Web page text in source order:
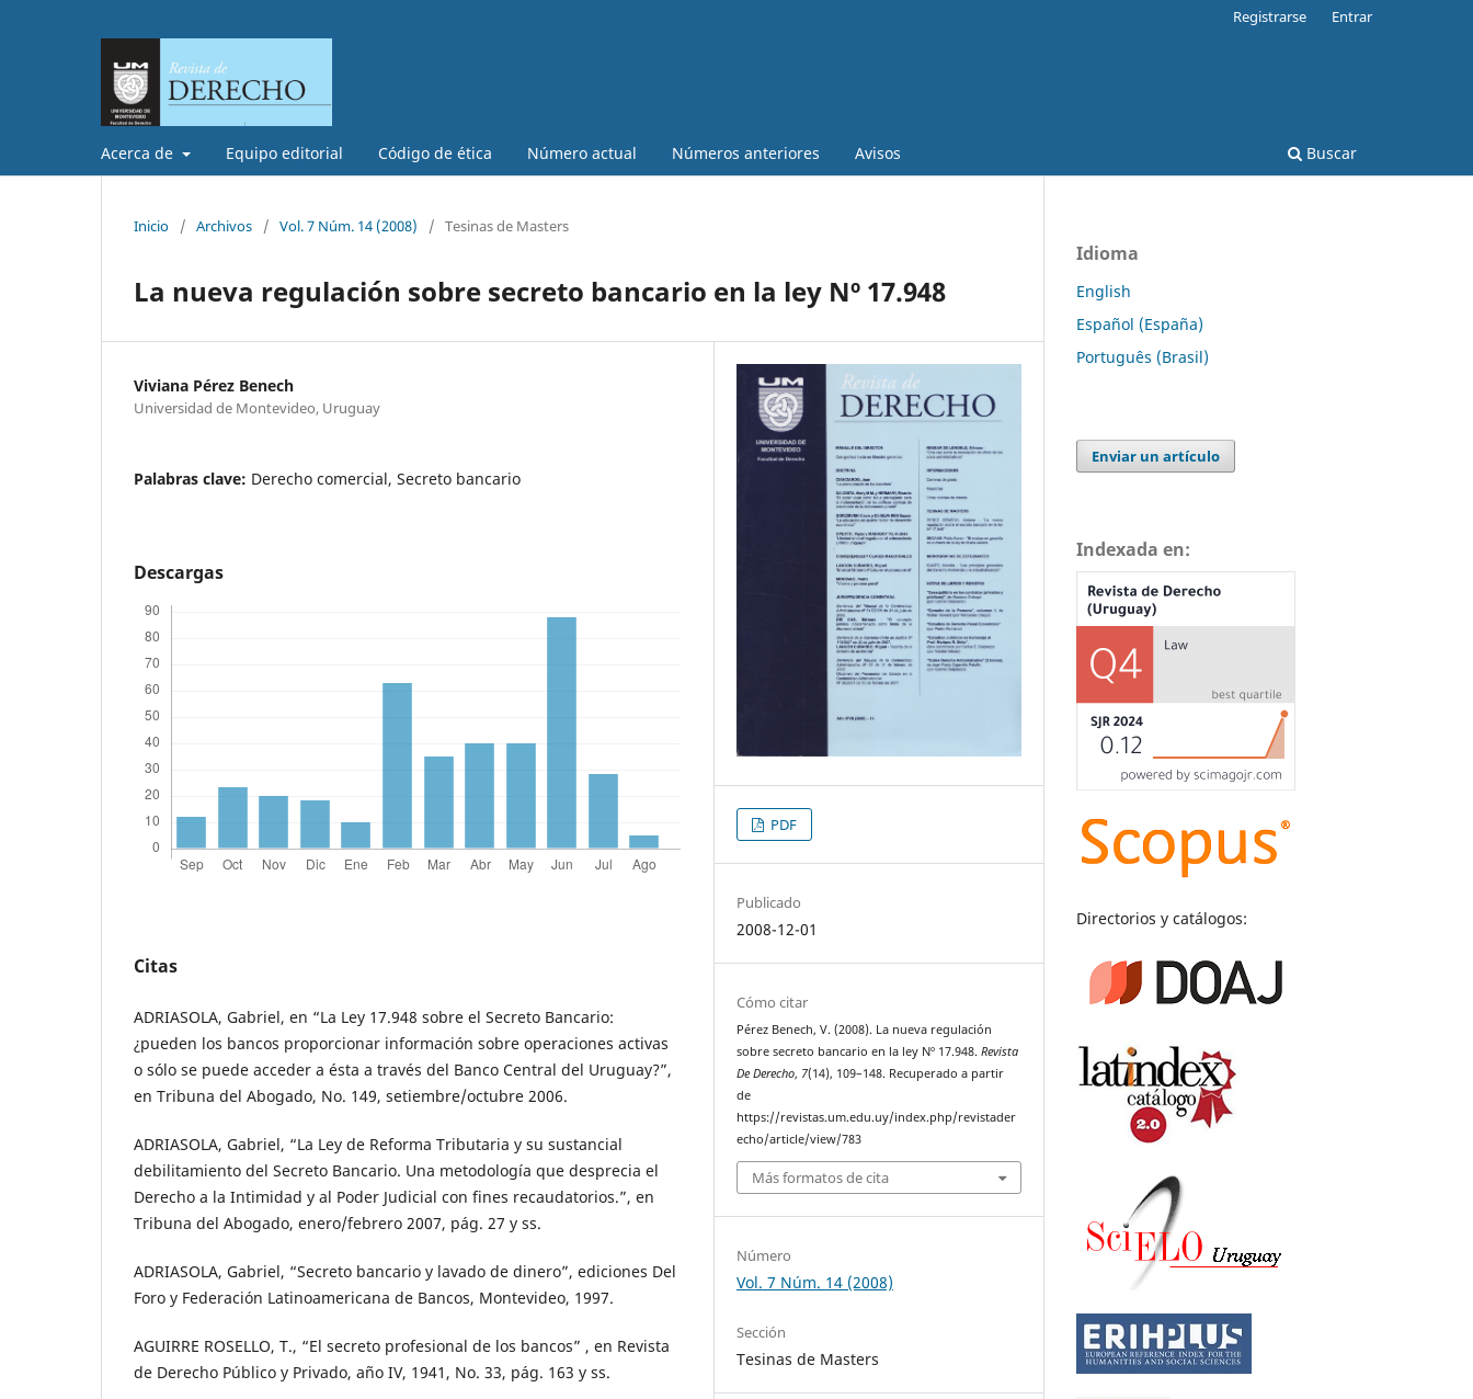
Acerca de Equipo editorial Código de ética Número actual Números anteriores Avisos Buscar
Registrarse Entrar
Inicio / Archivos / Vol. 7 Núm. 14 (2008) / Tesinas de Masters
La nueva regulación sobre secreto bancario en la ley Nº 17.948
Viviana Pérez Benech
Universidad de Montevideo, Uruguay
Palabras clave: Derecho comercial, Secreto bancario
Descargas
Citas
ADRIASOLA, Gabriel, en “La Ley 17.948 sobre el Secreto Bancario:
¿pueden los bancos proporcionar información sobre operaciones activas
o sólo se puede acceder a ésta a través del Banco Central del Uruguay?”,
en Tribuna del Abogado, No. 149, setiembre/octubre 2006.
ADRIASOLA, Gabriel, “La Ley de Reforma Tributaria y su sustancial
debilitamiento del Secreto Bancario. Una metodología que desprecia el
Derecho a la Intimidad y al Poder Judicial con fines recaudatorios.”, en
Tribuna del Abogado, enero/febrero 2007, pág. 27 y ss.
ADRIASOLA, Gabriel, “Secreto bancario y lavado de dinero”, ediciones Del
Foro y Federación Latinoamericana de Bancos, Montevideo, 1997.
AGUIRRE ROSELLO, T., “El secreto profesional de los bancos” , en Revista
de Derecho Público y Privado, año IV, 1941, No. 33, pág. 163 y ss.
PDF
Publicado
2008-12-01
Cómo citar
Pérez Benech, V. (2008). La nueva regulación
sobre secreto bancario en la ley Nº 17.948.Revista
De Derecho, 7(14), 109–148. Recuperado a partir
de
https://revistas.um.edu.uy/index.php/revistader
echo/article/view/783
Más formatos de cita
Número
Vol. 7 Núm. 14 (2008)
Sección
Tesinas de Masters
Idioma
English
Español (España)
Português (Brasil)
Enviar un artículo
Indexada en:
Directorios y catálogos: